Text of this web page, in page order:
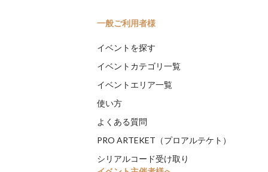
一般ご利用者様
イベントを探す
イベントカテゴリ一覧
イベントエリア一覧
使い方
よくある質問
PRO ARTEKET（プロアルテケト）
シリアルコード受け取り